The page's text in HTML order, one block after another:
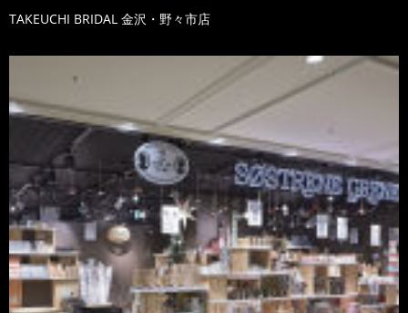
TAKEUCHI BRIDAL 金沢・野々市店